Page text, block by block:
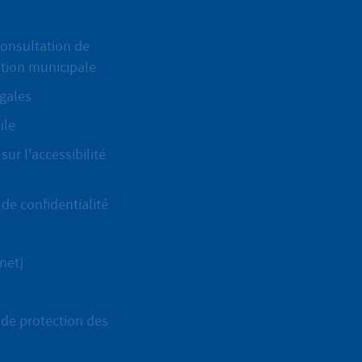
de
municipale
l'accessibilité
confidentialité
protection des